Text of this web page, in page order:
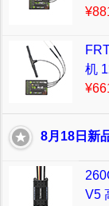
机
8月18日新
V5